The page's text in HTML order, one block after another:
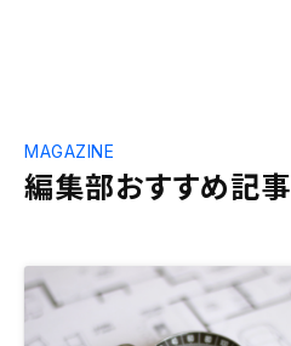
編集部おすすめ記事
MAGAZINE